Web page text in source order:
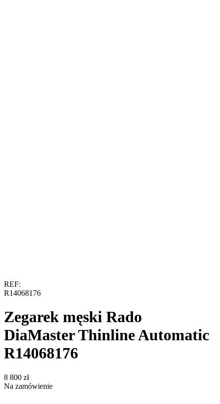
REF:
R14068176
Zegarek męski Rado
DiaMaster Thinline Automatic
R14068176
‍8 800‍ zł
Na zamówienie